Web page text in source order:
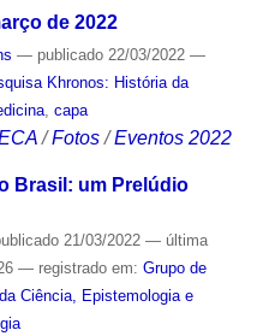
de 2022
— publicado22/03/2022 —
Khronos: História da
, capa
/Fotos /Eventos 2022
Brasil: um Prelúdio
21/03/2022 — última
— registrado em: Grupo de
Ciência, Epistemologia e